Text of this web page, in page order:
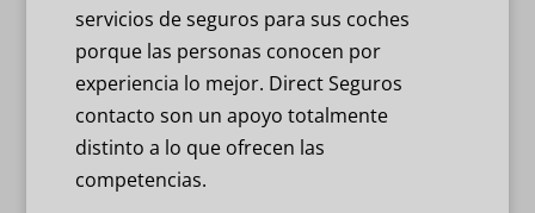
servicios de seguros para sus coches
porque las personas conocen por
experiencia lo mejor. Direct Seguros
contacto son un apoyo totalmente
distinto a lo que ofrecen las
competencias.